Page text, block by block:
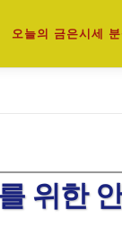
오늘의 금은시세 분
위한